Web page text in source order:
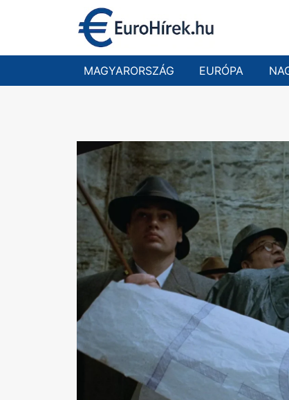
MAGYARORSZÁG EURÓPA